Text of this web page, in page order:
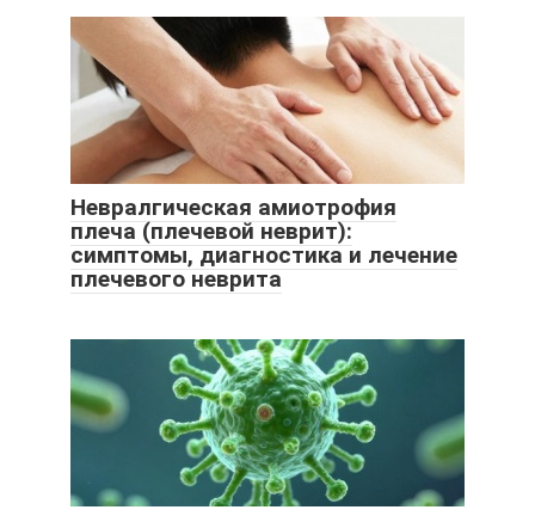
Невралгическая амиотрофия
плеча (плечевой неврит):
симптомы, диагностика и лечение
плечевого неврита